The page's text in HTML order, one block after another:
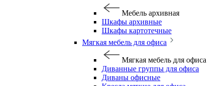
Мебель архивная
Шкафы архивные
Шкафы картотечные
Мягкая мебель для офиса
Мягкая мебель для офиса
Диванные группы для офиса
Диваны офисные